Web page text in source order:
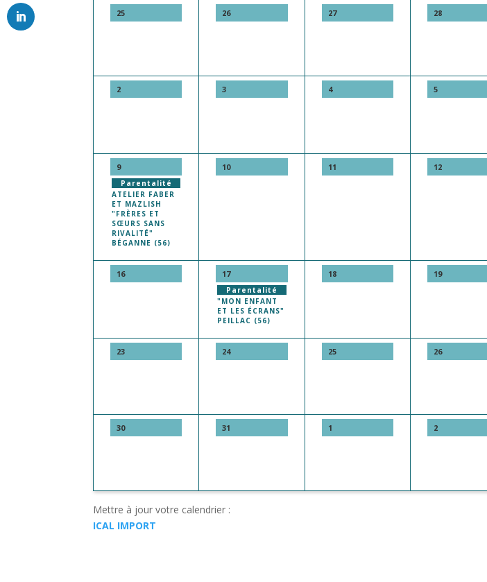
25 26 27 28
2 3 4 5
9
Parentalité
ATELIER FABER
ET MAZLISH
"FRÈRES ET
SŒURS SANS
RIVALITÉ"
BÉGANNE (56)
10 11 12
16 17
Parentalité
"MON ENFANT
ET LES ÉCRANS"
PEILLAC (56)
18 19
23 24 25 26
30 31 1 2
Mettre à jour votre calendrier :
ICAL IMPORT